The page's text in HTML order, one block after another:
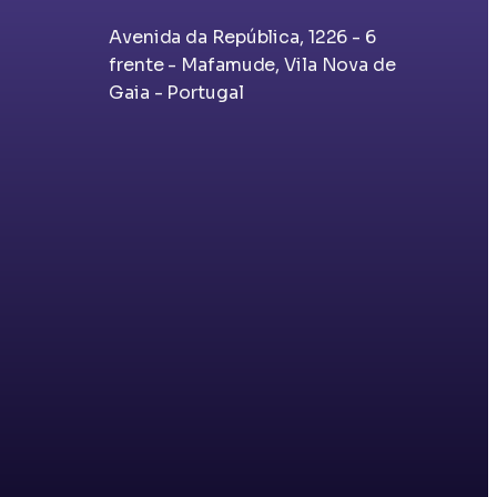
Avenida da República, 1226 - 6
frente - Mafamude, Vila Nova de
Gaia - Portugal